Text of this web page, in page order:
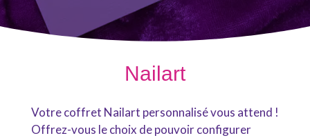
Nailart
Votre coffret Nailart personnalisé vous attend !
Offrez-vous le choix de pouvoir configurer